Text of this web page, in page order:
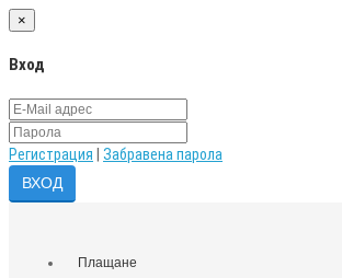
×
Вход
Регистрация Забравена парола
Плащане